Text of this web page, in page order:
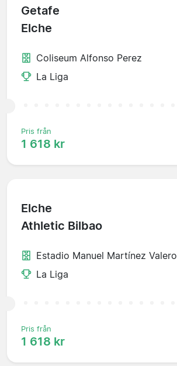
Getafe
Elche
Coliseum Alfonso Perez
La Liga
Pris från
1 618 kr
Elche
Athletic Bilbao
Estadio Manuel Martínez Valero
La Liga
Pris från
1 618 kr